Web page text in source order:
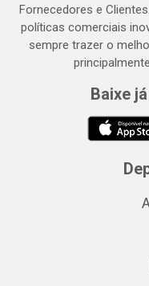
Fornecedores e
políticas comerciais
sempre trazer o
Baixe